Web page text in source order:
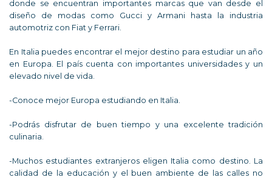
donde se encuentran importantes marcas que van desde el
diseño de modas como Gucci y Armani hasta la industria
automotriz con Fiat y Ferrari.
En Italia puedes encontrar el mejor destino para estudiar un año
en Europa. El país cuenta con importantes universidades y un
elevado nivel de vida.
-Conoce mejor Europa estudiando en Italia.
-Podrás disfrutar de buen tiempo y una excelente tradición
culinaria.
-Muchos estudiantes extranjeros eligen Italia como destino. La
calidad de la educación y el buen ambiente de las calles no